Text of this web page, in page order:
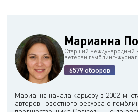
Марианна
Старший международный
ветеран гемблинг-
6579 обзоров
Марианна начала карьеру в 2002-м,
авторов новостного ресурса о